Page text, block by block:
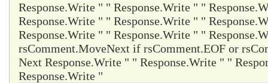
Response.Write " " Response.Write " "
Response.Write " " Response.Write " "
Response.Write " " Response.Write " "
rsComment.MoveNext if rsComment.EOF or
Next Response.Write " " Response.Write " "
Response.Write "